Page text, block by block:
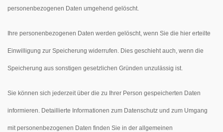
personenbezogenen Daten umgehend gelöscht.
Ihre personenbezogenen Daten werden gelöscht, wenn Sie die hier erteilte
Einwilligung zur Speicherung widerrufen. Dies geschieht auch, wenn die
Speicherung aus sonstigen gesetzlichen Gründen unzulässig ist.
Sie können sich jederzeit über die zu Ihrer Person gespeicherten Daten
informieren. Detaillierte Informationen zum Datenschutz und zum Umgang
mit personenbezogenen Daten finden Sie in der allgemeinen